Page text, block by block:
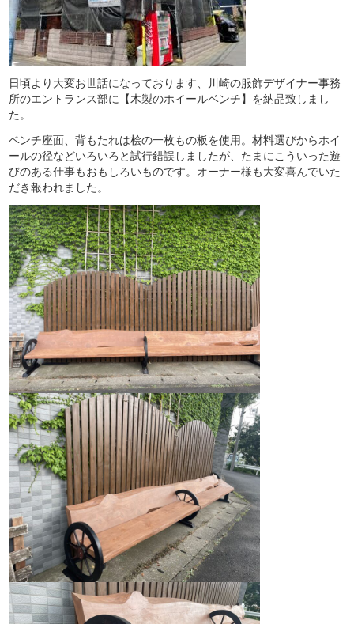
日頃より大変お世話になっております、川崎の服飾デザイナー事務
所のエントランス部に【木製のホイールベンチ】を納品致しまし
た。
ベンチ座面、背もたれは桧の一枚もの板を使用。材料選びからホイ
ールの径などいろいろと試行錯誤しましたが、たまにこういった遊
びのある仕事もおもしろいものです。オーナー様も大変喜んでいた
だき報われました。